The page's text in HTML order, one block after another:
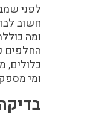
לפני
חשוב
ומה
החלפים
כלולים,
ומי